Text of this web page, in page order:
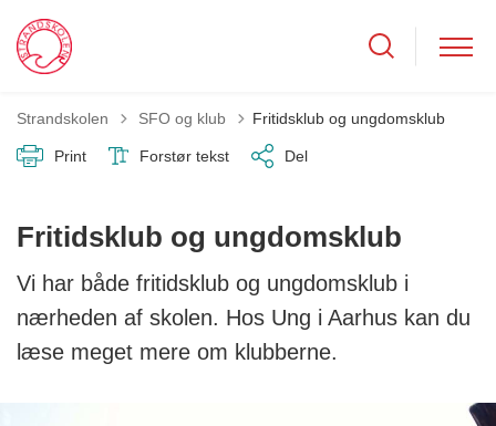
Strandskolen Tilbage til
SFO og klub Fritidsklub og ungdomsklub
Print Forstør tekst Del
Fritidsklub og ungdomsklub
Vi har både fritidsklub og ungdomsklub i
nærheden af skolen. Hos Ung i Aarhus kan du
læse meget mere om klubberne.